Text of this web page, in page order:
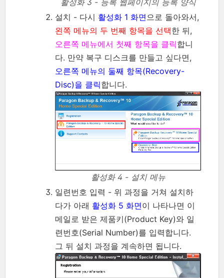
설치 - 다시 활성화 1 화면 으로 돌아와서,
왼쪽 메뉴의 두 번째 항목을 선택한 뒤,
오른쪽 메뉴에서 첫째 항목을 클릭합니
다. 만약 복구 디스크를 만들고 싶다면,
오른쪽 메뉴의 둘째 항목(Recovery-
Disc)을 클릭합니다.
활성화 4 - 설치 메뉴
일련번호 입력 - 위 과정을 거쳐 설치하
다가 아래 활성화 5 화면이 나타나면 이
메일로 받은 제품키(Product Key)와 일
련번호(Serial Number)를 입력합니다.
그 뒤 설치 과정을 계속하면 됩니다.